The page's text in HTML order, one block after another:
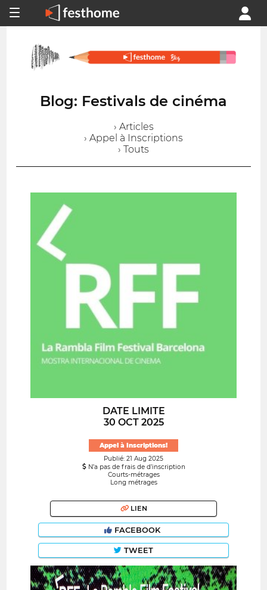
Blog: Festivals de cinéma
› Articles
› Appel à Inscriptions
› Touts
DATE LIMITE
30 OCT 2025
Appel à Inscriptions!
Publié: 21 Aug 2025
N’a pas de frais de d’inscription
Courts-métrages
Long métrages
LIEN
FACEBOOK
TWEET